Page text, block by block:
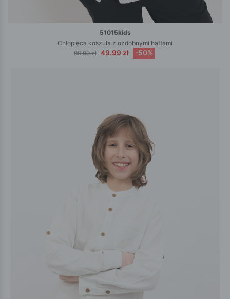
51015kids
Chłopięca koszula z ozdobnymi haftami
99.99 zł 49.99 zł -50%